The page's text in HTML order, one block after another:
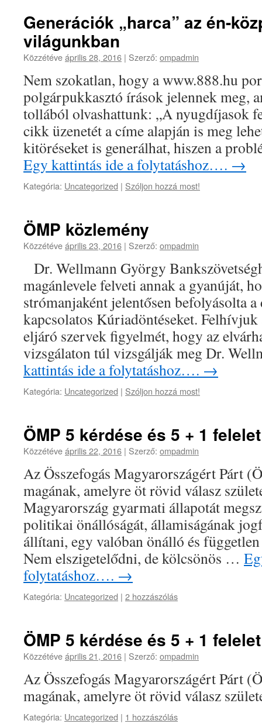
Generációk „harca” az én-
világunkban
Közzétéveáprilis 28, 2016 | Szerző: ompadmin
Nem szokatlan, hogy a www.888.hu
polgárpukkasztó írások jelennek meg,
tollából olvashattunk: „A nyugdíjasok
cikk üzenetét a címe alapján is meg
kitöréseket is generálhat, hiszen a
Egy kattintás ide a folytatáshoz…. →
Kategória: Uncategorized | Szóljon hozzá most!
ÖMP közlemény
Közzétéveáprilis 23, 2016 | Szerző: ompadmin
Dr. Wellmann György
magánlevele felveti annak a gyanúját,
strómanjaként jelentősen befolyásolta
kapcsolatos Kúriadöntéseket.
eljáró szervek figyelmét, hogy az
vizsgálaton túl vizsgálják meg Dr.
kattintás ide a folytatáshoz…. →
Kategória: Uncategorized | Szóljon hozzá most!
ÖMP 5 kérdése és 5 + 1 felelet
Közzétéveáprilis 22, 2016 | Szerző: ompadmin
Az Összefogás Magyarországért Párt
magának, amelyre öt rövid válasz
Magyarország gyarmati állapotát
politikai önállóságát, államiságának
állítani, egy valóban önálló és
Nem elszigetelődni, de kölcsönös …
folytatáshoz…. →
Kategória: Uncategorized | 2 hozzászólás
ÖMP 5 kérdése és 5 + 1 felelet
Közzétéveáprilis 21, 2016 | Szerző: ompadmin
Az Összefogás Magyarországért Párt
magának, amelyre öt rövid válasz
Kategória: Uncategorized | 1 hozzászólás